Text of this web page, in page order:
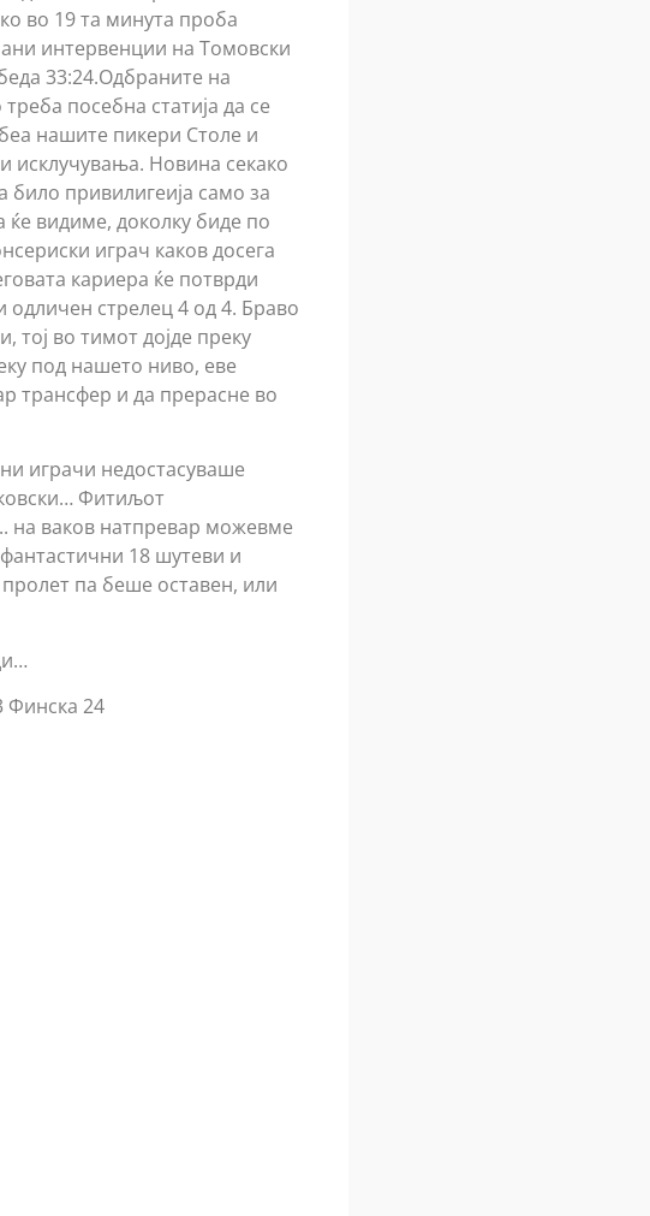
во 19 та минута проба
интервенции на Томовски
33:24.Одбраните на
посебна статија да се
нашите пикери Столе и
исклучувања. Новина секако
привилигеија само за
видиме, доколку биде по
играч каков досега
кариера ќе потврди
одличен стрелец 4 од 4. Браво
тој во тимот дојде преку
под нашето ниво, еве
трансфер и да прерасне во
играчи недостасуваше
Фитиљот
на ваков натпревар можевме
18 шутеви и
па беше оставен, или
Финска 24